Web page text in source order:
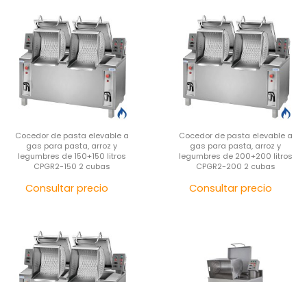
Cocedor de pasta elevable a
gas para pasta, arroz y
legumbres de 150+150 litros
CPGR2-150 2 cubas
Consultar precio
Cocedor de pasta elevable a
gas para pasta, arroz y
legumbres de 200+200 litros
CPGR2-200 2 cubas
Consultar precio